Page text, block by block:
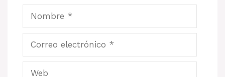
electrónico